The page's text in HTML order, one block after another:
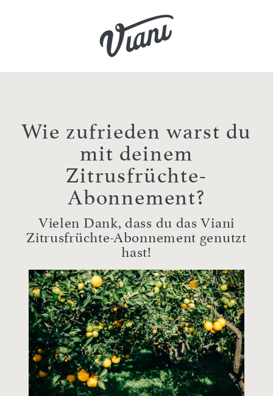
Wie zufrieden warst du
mit deinem
Zitrusfrüchte-
Abonnement?
Vielen Dank, dass du das Viani
Zitrusfrüchte-Abonnement genutzt
hast!